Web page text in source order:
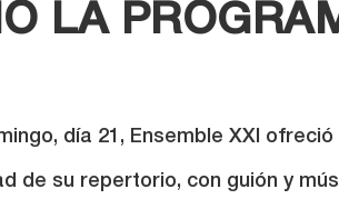
LA
día 21, Ensemble XXI
de su repertorio, con guión y